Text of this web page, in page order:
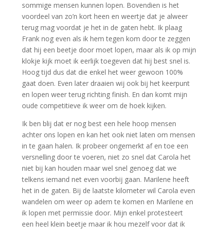
sommige mensen kunnen lopen. Bovendien is het
voordeel van zo’n kort heen en weertje dat je alweer
terug mag voordat je het in de gaten hebt. Ik plaag
Frank nog even als ik hem tegen kom door te zeggen
dat hij een beetje door moet lopen, maar als ik op mijn
klokje kijk moet ik eerlijk toegeven dat hij best snel is.
Hoog tijd dus dat die enkel het weer gewoon 100%
gaat doen. Even later draaien wij ook bij het keerpunt
en lopen weer terug richting finish. En dan komt mijn
oude competitieve ik weer om de hoek kijken.
Ik ben blij dat er nog best een hele hoop mensen
achter ons lopen en kan het ook niet laten om mensen
in te gaan halen. Ik probeer ongemerkt af en toe een
versnelling door te voeren, niet zo snel dat Carola het
niet bij kan houden maar wel snel genoeg dat we
telkens iemand net even voorbij gaan. Marilene heeft
het in de gaten. Bij de laatste kilometer wil Carola even
wandelen om weer op adem te komen en Marilene en
ik lopen met permissie door. Mijn enkel protesteert
een heel klein beetje maar ik hou mezelf voor dat ik